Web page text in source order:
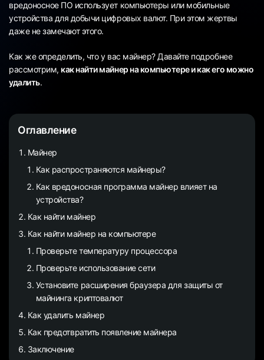
вредоносное ПО использует компьютеры или мобильные
устройства для добычи цифровых валют. При этом жертвы
даже не замечают этого.
Как же определить, что у вас майнер? Давайте подробнее
рассмотрим, как найти майнер на компьютере и как его можно
удалить.
Оглавление
Майнер
Как распространяются майнеры?
Как вредоносная программа майнер влияет на
устройства?
Как найти майнер
Как найти майнер на компьютере
Проверьте температуру процессора
Проверьте использование сети
Установите расширения браузера для защиты от
майнинга криптовалют
Как удалить майнер
Как предотвратить появление майнера
Заключение